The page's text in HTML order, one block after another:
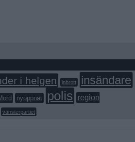
i helgen inbrott insändare
nyöppnat polis
region
vänsterpartiet